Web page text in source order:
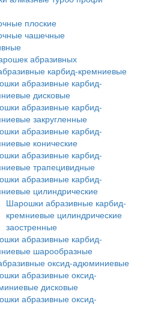
плоские
чашечные
абразивных
карбид-кремниевые
абразивные карбид-
дисковые
абразивные карбид-
закругленные
абразивные карбид-
конические
абразивные карбид-
трапецивидные
абразивные карбид-
цилиндрические
Шарошки абразивные карбид-
кремниевые цилиндрические
заостренные
абразивные карбид-
шарообразные
оксид-адюминиевые
абразивные оксид-
дисковые
абразивные оксид-